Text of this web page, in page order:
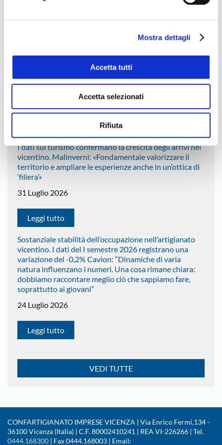
ns. Cookie Policy.
Mostra dettagli
Accetta tutti
Accetta selezionati
Rifiuta
Artigianato multietnico. Sono 3.561 le imprese
artigiane guidate da stranieri. Il comparto
ed Edilizia
I dati sul turismo confermano la crescita degli arrivi nel
vicentino. Malinverni: «Fondamentale valorizzare il
territorio e ampliare le esperienze anche in un’ottica di
‘filiera’»
31 Luglio 2026
Leggi tutto
Sostanziale stabilità dell’occupazione nell’artigianato
vicentino. I dati del I semestre 2026 registrano una
variazione del -0,2% Cavion: “Dinamiche di varia
natura influenzano i numeri. Una cosa rimane chiara:
dobbiamo raccontare meglio ciò che sappiamo fare,
soprattutto ai giovani”
24 Luglio 2026
Leggi tutto
VEDI TUTTE
CONFARTIGIANATO IMPRESE VICENZA | Via Enrico Fermi,134 -
36100 Vicenza (Italia) | C.F. 80002410241 | REA VI-226266 | Tel.
0444.168300 | Fax 0444.168003 | Email: